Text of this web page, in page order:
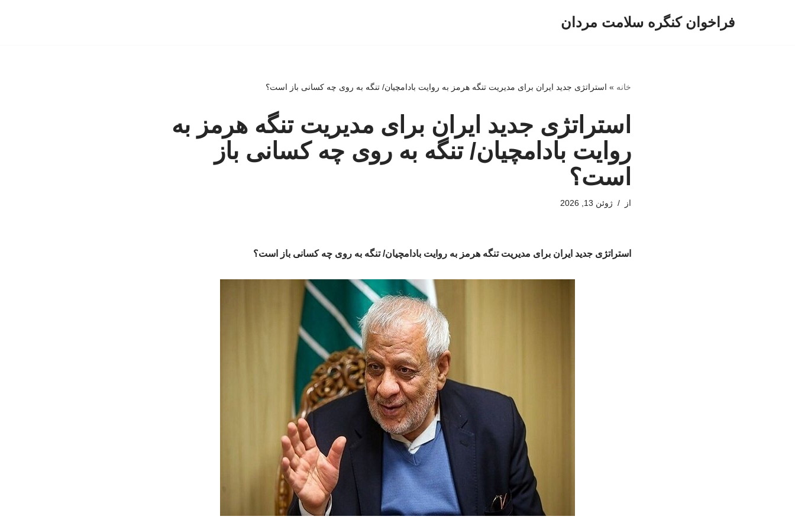
فراخوان کنگره سلامت مردان
خانه » استراتژی جدید ایران برای مدیریت تنگه هرمز به روایت بادامچیان/ تنگه به روی چه کسانی باز است؟
استراتژی جدید ایران برای مدیریت تنگه هرمز به
روایت بادامچیان/ تنگه به روی چه کسانی باز
است؟
از ژوئن 13, 2026
استراتژی جدید ایران برای مدیریت تنگه هرمز به روایت بادامچیان/ تنگه به روی چه کسانی باز است؟